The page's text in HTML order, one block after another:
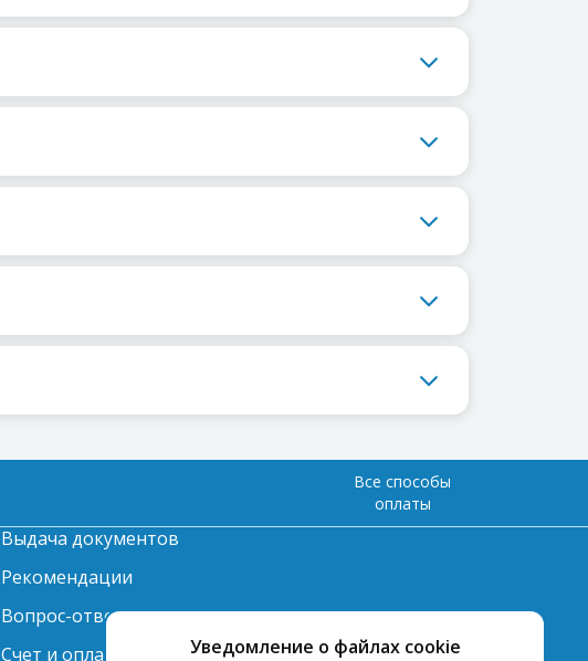
Уведомление о файлах cookie
Все способы
оплаты
Выдача документов
Рекомендации
Вопрос-ответ
Счет и оплата